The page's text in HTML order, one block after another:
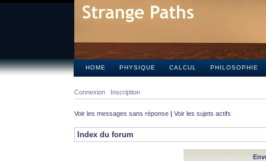
HOME PHYSIQUE CALCUL PHILOSOPHIE
Connexion Inscription
Voir les messages sans réponse | Voir les sujets actifs
Index du forum